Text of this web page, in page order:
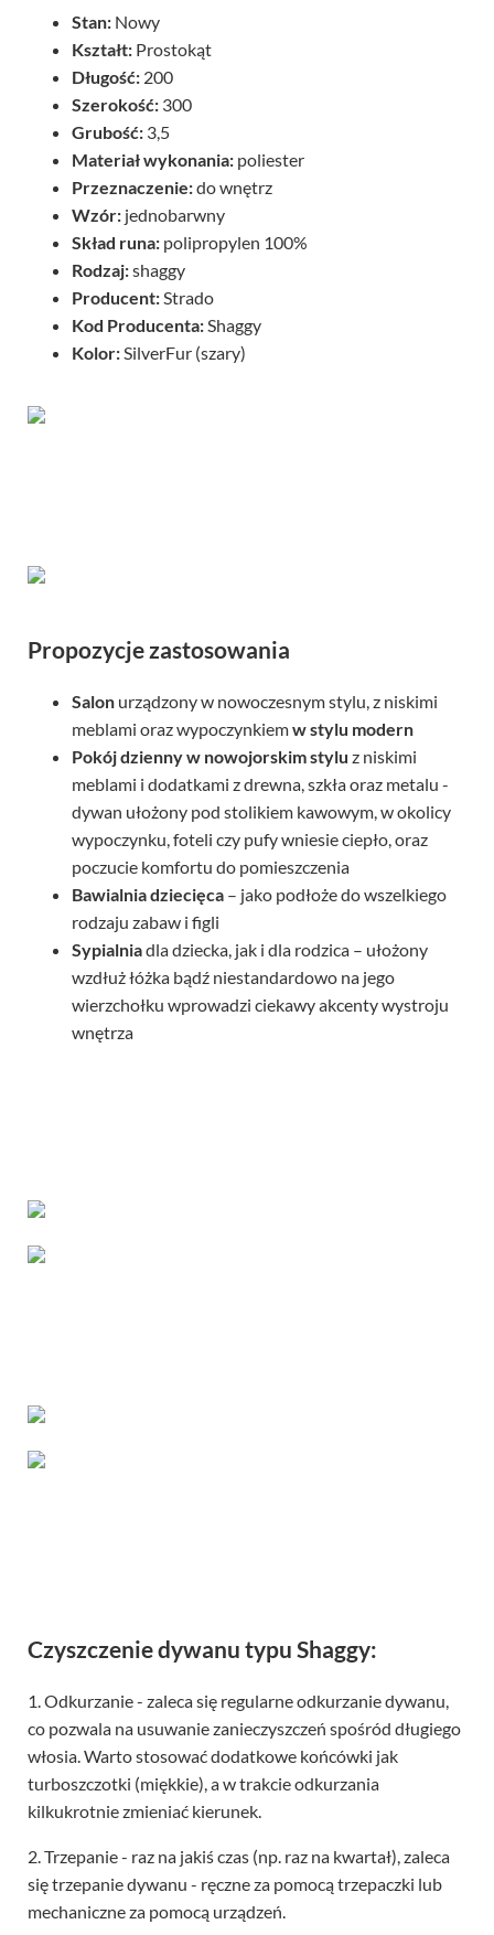
Stan: Nowy
Kształt: Prostokąt
Długość: 200
Szerokość: 300
Grubość: 3,5
Materiał wykonania: poliester
Przeznaczenie:do wnętrz
Wzór: jednobarwny
Skład runa: polipropylen 100%
Rodzaj:shaggy
Producent:Strado
Kod Producenta:Shaggy
Kolor:SilverFur (szary)
Propozycje zastosowania
Salon urządzony w nowoczesnym stylu, z niskimi
meblami oraz wypoczynkiemw stylu modern
Pokój dziennyw nowojorskim stylu z niskimi
meblami i dodatkami z drewna, szkła oraz metalu -
dywan ułożony pod stolikiem kawowym, w okolicy
wypoczynku, foteli czy pufy wniesie ciepło, oraz
poczucie komfortu do pomieszczenia
Bawialnia dziecięca – jako podłoże do wszelkiego
rodzaju zabaw i figli
Sypialniadla dziecka, jak i dla rodzica – ułożony
wzdłuż łóżka bądź niestandardowo na jego
wierzchołku wprowadzi ciekawy akcenty wystroju
wnętrza
Czyszczenie dywanu typu Shaggy:
1. Odkurzanie - zaleca się regularne odkurzanie dywanu,
co pozwala na usuwanie zanieczyszczeń spośród długiego
włosia. Warto stosować dodatkowe końcówki jak
turboszczotki (miękkie), a w trakcie odkurzania
kilkukrotnie zmieniać kierunek.
2. Trzepanie - raz na jakiś czas (np. raz na kwartał), zaleca
się trzepanie dywanu - ręczne za pomocą trzepaczki lub
mechaniczne za pomocą urządzeń.